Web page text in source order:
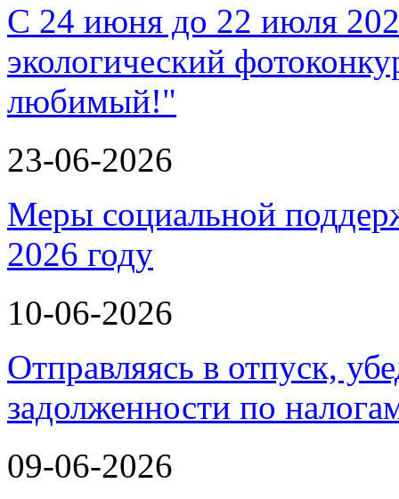
С 24 июня до 22 июля
экологический
любимый!"
23-06-2026
Меры социальной
2026 году
10-06-2026
Отправляясь в отпуск,
задолженности по
09-06-2026